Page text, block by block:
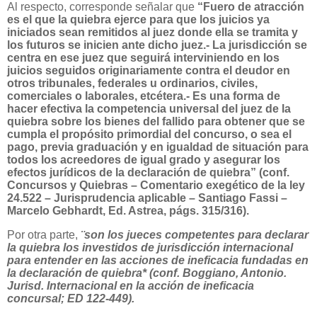
Al respecto, corresponde señalar que “Fuero de atracción
es el que la quiebra ejerce para que los juicios ya
iniciados sean remitidos al juez donde ella se tramita y
los futuros se inicien ante dicho juez.- La jurisdicción se
centra en ese juez que seguirá interviniendo en los
juicios seguidos originariamente contra el deudor en
otros tribunales, federales u ordinarios, civiles,
comerciales o laborales, etcétera.- Es una forma de
hacer efectiva la competencia universal del juez de la
quiebra sobre los bienes del fallido para obtener que se
cumpla el propósito primordial del concurso, o sea el
pago, previa graduación y en igualdad de situación para
todos los acreedores de igual grado y asegurar los
efectos jurídicos de la declaración de quiebra” (conf.
Concursos y Quiebras – Comentario exegético de la ley
24.522 – Jurisprudencia aplicable – Santiago Fassi –
Marcelo Gebhardt, Ed. Astrea, págs. 315/316).
Por otra parte, ¨son los jueces competentes para declarar
la quiebra los investidos de jurisdicción internacional
para entender en las acciones de ineficacia fundadas en
la declaración de quiebra* (conf. Boggiano, Antonio.
Jurisd. Internacional en la acción de ineficacia
concursal; ED 122-449).